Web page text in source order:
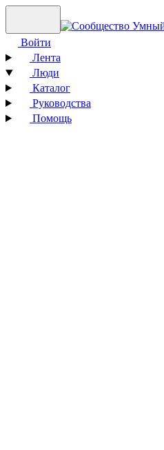
Войти
Лента
Люди
Каталог
Руководства
Помощь